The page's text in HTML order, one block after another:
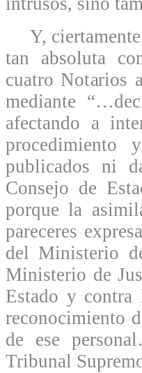
Y,
tan absoluta
cuatro Notarios
mediante
afectando a
publicados ni
Consejo de
porque la
pareceres
del Ministerio
Ministerio de
Estado y
reconocimiento
de ese
Tribunal